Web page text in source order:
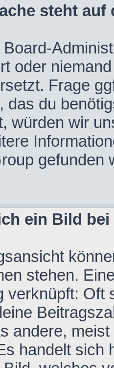
steht
oder
Frage
das du
würden wir
gefunden
ein Bild
stehen.
verknüpft: Oft
andere,
handelt sich